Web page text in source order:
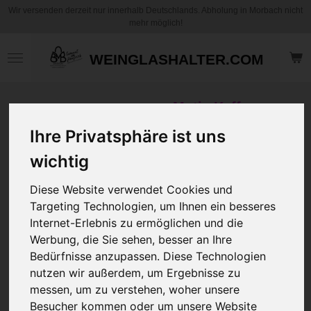
Ihre Privatsphäre ist uns
wichtig
Diese Website verwendet Cookies und
Targeting Technologien, um Ihnen ein besseres
Internet-Erlebnis zu ermöglichen und die
Werbung, die Sie sehen, besser an Ihre
Bedürfnisse anzupassen. Diese Technologien
nutzen wir außerdem, um Ergebnisse zu
messen, um zu verstehen, woher unsere
Besucher kommen oder um unsere Website
WEINGLASHALTER.COM
Motiv Kaffee
Weltbeste
Heilpraktikerin,
Frisörin,
Verkäuferin,
Fachkraft,
Medizinische
Fachangestellte
usw. Begriff / Beruf